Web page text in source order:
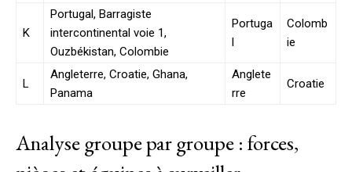
K
Portugal, Barragiste
intercontinental voie 1,
Ouzbékistan, Colombie
Portuga
l
Colomb
ie
L
Angleterre, Croatie, Ghana,
Panama
Anglete
rre
Croatie
Analyse groupe par groupe : forces,